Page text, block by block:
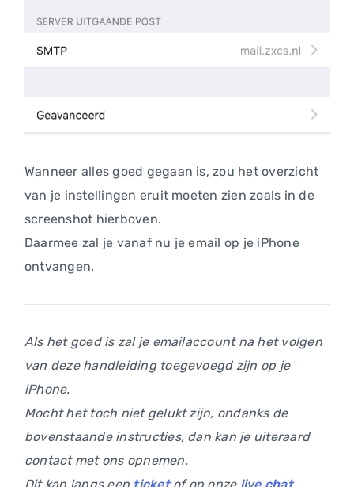
Wanneer alles goed gegaan is, zou het overzicht
van je instellingen eruit moeten zien zoals in de
screenshot hierboven.
Daarmee zal je vanaf nu je email op je iPhone
ontvangen.
Als het goed is zal je emailaccount na het volgen
van deze handleiding toegevoegd zijn op je
iPhone.
Mocht het toch niet gelukt zijn, ondanks de
bovenstaande instructies, dan kan je uiteraard
contact met ons opnemen.